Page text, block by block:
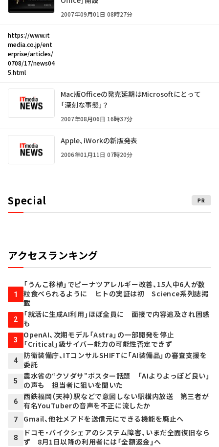
2007年09月01日 08時27分
https://www.it
media.co.jp/ent
erprise/articles/
0708/17/news04
5.html
Mac版Officeの発売延期はMicrosoftにとって
「深刻な事態」？
2007年08月06日 16時37分
Apple、iWorkの新版発表
2006年01月11日 07時20分
Special PR
アクセスランキング
1
「うんこ移植」でピーナツアレルギー改善、15人中6人が数
粒食べられるように ヒトの実証は初 Science系列誌掲
載
2
「就活に生成AI利用」ほぼ全員に 面接で内容追及され困惑
も
3
OpenAI、次期モデル「Astra」の一部開発を停止
「Critical」級サイバー能力の可能性否定できず
4
防衛装備庁、ITコンサルSHIFTに「AI装備品」の審査支援を
委託
5
農水省の“クソダサ”ポスター話題 「AIよりよっぽど良い」
の声も 担当者に狙いを聞いた
6
西鉄福岡（天神）駅などで意図しない駅構内放送 第三者が
有名YouTuberの音声を不正に流したか
7 Gmail、他社メアドを送信元にできる機能を廃止へ
8
ドコモ・バイクシェアのシステム障害、いまだ全面復旧なら
ず 8月1日以降の利用者には「全額返金」へ